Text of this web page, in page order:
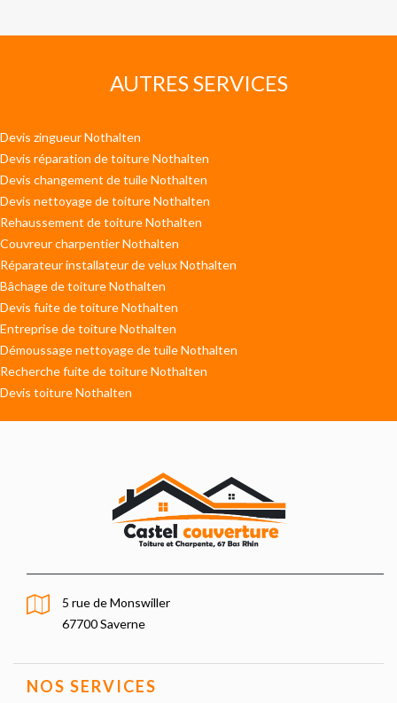
AUTRES SERVICES
Devis zingueur Nothalten
Devis réparation de toiture Nothalten
Devis changement de tuile Nothalten
Devis nettoyage de toiture Nothalten
Rehaussement de toiture Nothalten
Couvreur charpentier Nothalten
Réparateur installateur de velux Nothalten
Bâchage de toiture Nothalten
Devis fuite de toiture Nothalten
Entreprise de toiture Nothalten
Démoussage nettoyage de tuile Nothalten
Recherche fuite de toiture Nothalten
Devis toiture Nothalten
5 rue de Monswiller
67700 Saverne
NOS SERVICES